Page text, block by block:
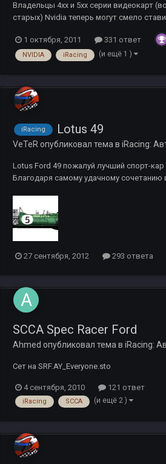
Владельцы 4хх и 5хх серии видеокарт
старых) Nvidia теперь могут смело
дров (там оптимизирована поддержка
древних движках, что к сожалению
1 октября, 2011 331 ответ
NVIDIA iRacing (и ещё 1 )
iRacing Lotus 49
VeTeR опубликовал тема в iRacing:
Lotus Ford 49 пожалуй лучший спорт-кар
Благодаря самому удачному
образная "восьмерка", 32 клапана, 415
м и 500 кило веса д...
27 сентября, 2012 293 ответа
SCCA Spec Racer Ford
Ahmed опубликовал тема в iRacing:
Сет на SRF.AY_Everyone.sto
4 сентября, 2010 121 ответ
iRacing SCCA (и ещё 2 )